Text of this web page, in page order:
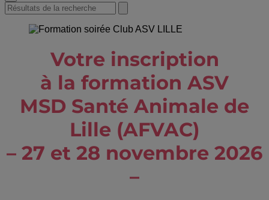
Search
for:
search
Votre inscription
à la formation ASV
MSD Santé Animale de
Lille (AFVAC)
– 27 et 28 novembre 2026
–